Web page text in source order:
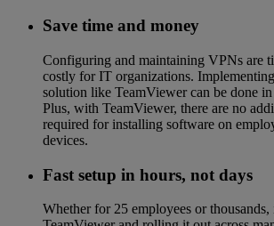
Save time and money
Configuring and maintaining VPNs are
costly for IT organizations. Implementing
solution like TeamViewer can be done
Plus, with TeamViewer, there are no
required for installing software on
devices.
Fast setup in hours, not days
Whether for 25 employees or thousands,